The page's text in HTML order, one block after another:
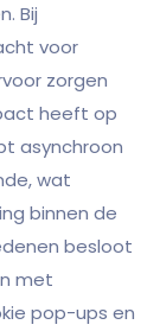
Bij
voor
zorgen
heeft op
asynchroon
wat
binnen de
besloot
met
pop-ups en